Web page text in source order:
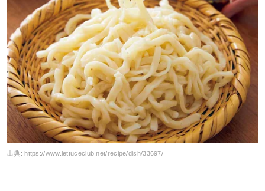
出典: https://www.lettuceclub.net/recipe/dish/33697/